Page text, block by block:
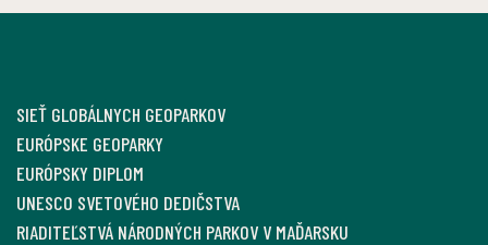
SIEŤ GLOBÁLNYCH GEOPARKOV
EURÓPSKE GEOPARKY
EURÓPSKY DIPLOM
UNESCO SVETOVÉHO DEDIČSTVA
RIADITEĽSTVÁ NÁRODNÝCH PARKOV V MAĎARSKU